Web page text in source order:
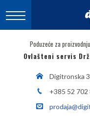
Poduzeće za
Ovlašteni servis
Digitronska
+385 52 702